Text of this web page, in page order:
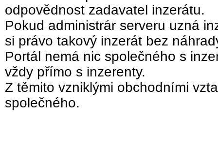
odpovědnost zadavatel inzerátu.
Pokud administrár serveru uzná
si právo takový inzerát bez
Portál nemá nic společného s
vždy přímo s inzerenty.
Z těmito vzniklými obchodními
společného.